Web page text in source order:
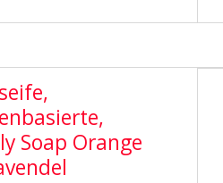
Soap Orange